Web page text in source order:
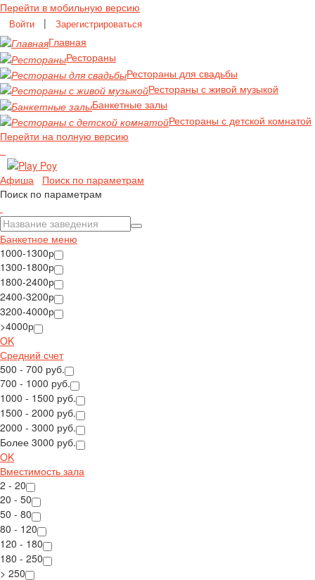
Перейти в мобильную версию
Войти | Зарегистрироваться
Главная
Рестораны
Рестораны для свадьбы
Рестораны с живой музыкой
Банкетные залы
Рестораны с детской комнатой
Перейти на полную версию
Афиша
Поиск по параметрам
Поиск по параметрам
Банкетное меню
1000-1300р
1300-1800р
1800-2400р
2400-3200р
3200-4000р
>4000р
OK
Средний счет
500 - 700 руб.
700 - 1000 руб.
1000 - 1500 руб.
1500 - 2000 руб.
2000 - 3000 руб.
Более 3000 руб.
OK
Вместимость зала
2 - 20
20 - 50
50 - 80
80 - 120
120 - 180
180 - 250
> 250